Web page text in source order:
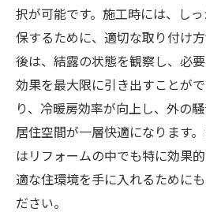
択が可能です。施工時には、し
保するために、適切な取り付け
後は、結露の状態を観察し、必
効果を最大限に引き出すことが
り、冷暖房効率が向上し、外の
居住空間が一層快適になります
はリフォームの中でも特に効果
適な住環境を手に入れるために
ださい。